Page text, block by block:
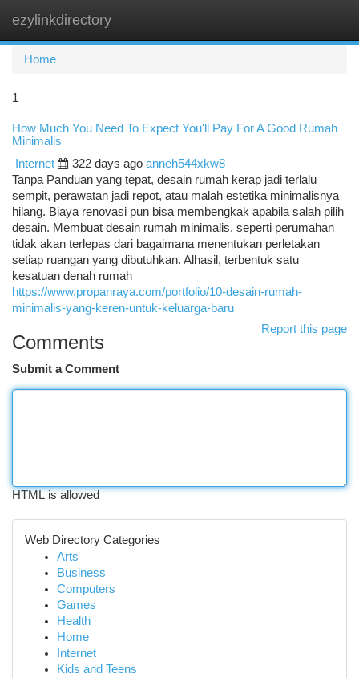
ezylinkdirectory
Home
1
How Much You Need To Expect You'll Pay For A Good Rumah
Minimalis
Internet
322 days ago anneh544xkw8
Tanpa Panduan yang tepat, desain rumah kerap jadi terlalu
sempit, perawatan jadi repot, atau malah estetika minimalisnya
hilang. Biaya renovasi pun bisa membengkak apabila salah pilih
desain. Membuat desain rumah minimalis, seperti perumahan
tidak akan terlepas dari bagaimana menentukan perletakan
setiap ruangan yang dibutuhkan. Alhasil, terbentuk satu
kesatuan denah rumah
https://www.propanraya.com/portfolio/10-desain-rumah-
minimalis-yang-keren-untuk-keluarga-baru
Report this page
Comments
Submit a Comment
HTML is allowed
Web Directory Categories
Arts
Business
Computers
Games
Health
Home
Internet
Kids and Teens